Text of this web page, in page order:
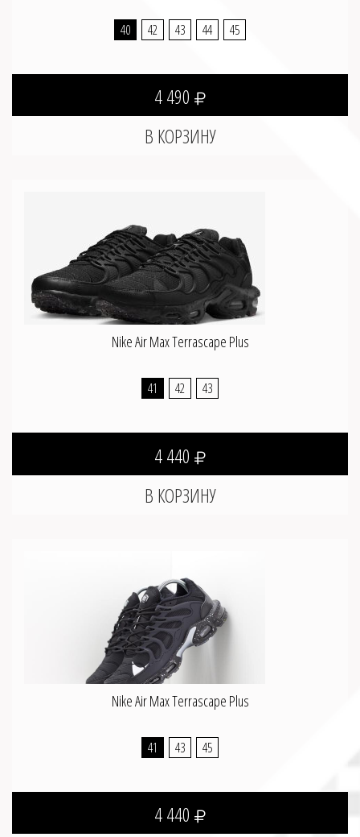
40 42 43 44 45
4 490
Nike Air Max Terrascape Plus
41 42 43
4 440
Nike Air Max Terrascape Plus
41 43 45
4 440